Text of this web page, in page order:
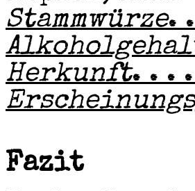
Stammwürze.
Herkunft. . .
Fazit